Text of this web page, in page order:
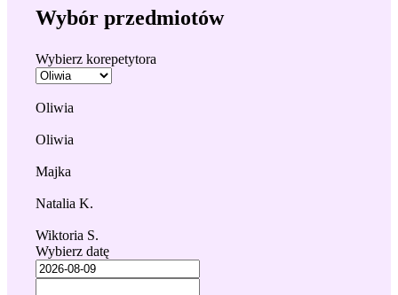
Wybór przedmiotów
Wybierz korepetytora
Oliwia
Oliwia
Majka
Natalia K.
Wiktoria S.
Wybierz datę